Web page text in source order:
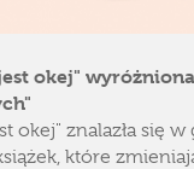
okej"
okej" znalazła się
które